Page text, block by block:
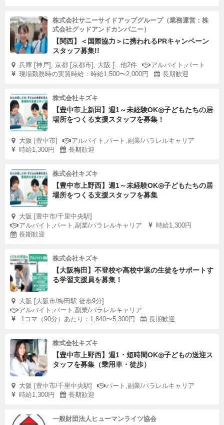
株式会社サニーサイドアップグループ（業務運営：株
式会社グッドアンドカンパニー）
【関西】＜国際協力＞に携われるPRキャンペーン
スタッフ募集!!
兵庫 [神戸], 京都 [京都市], 大阪 [...他2件
アルバイト,パート
現場勤務時の実質時給：時給1,500〜2,000円
長期歓迎
株式会社キズキ
【豊中市上新田】週1～未経験OK◎子どもたちの居
場所をつくる支援スタッフを募集！
大阪 [豊中市]
アルバイト,パート,副業/パラレルキャリア
時給1,300円
長期歓迎
株式会社キズキ
【豊中市上野西】週1～未経験OK◎子どもたちの居
場所をつくる支援スタッフを募集
大阪 [豊中市/千里中央駅]
アルバイト,パート,副業/パラレルキャリア
時給1,300円
長期歓迎
株式会社キズキ
【大阪梅田】不登校や高校中退の生徒をサポートす
る学習支援員を募集！
大阪 [大阪市/梅田駅 徒歩9分]
アルバイト,パート,副業/パラレルキャリア
1コマ（90分）あたり：1,840〜5,300円
長期歓迎
株式会社キズキ
【豊中市上野西】週1・短時間OK◎子どもの送迎ス
タッフを募集（乗用車・徒歩）
大阪 [豊中市/千里中央駅]
パート,副業/パラレルキャリア
時給1,300円
長期歓迎
一般財団法人ヒューマンライツ協会